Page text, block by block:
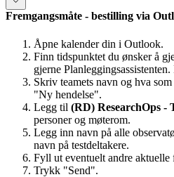
Fremgangsmåte - bestilling via
Åpne kalender din i Outlook.
Finn tidspunktet du ønsker å
gjerne
Skriv teamets navn og hva
"Ny hendelse".
Legg til (RD) ResearchOps -
personer og møterom.
Legg inn navn på alle
navn på testdeltakere.
Fyll ut eventuelt andre aktuelle
Trykk "Send".